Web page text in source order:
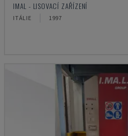
IMAL - LISOVACÍ ZAŘÍZENÍ
ITÁLIE 1997